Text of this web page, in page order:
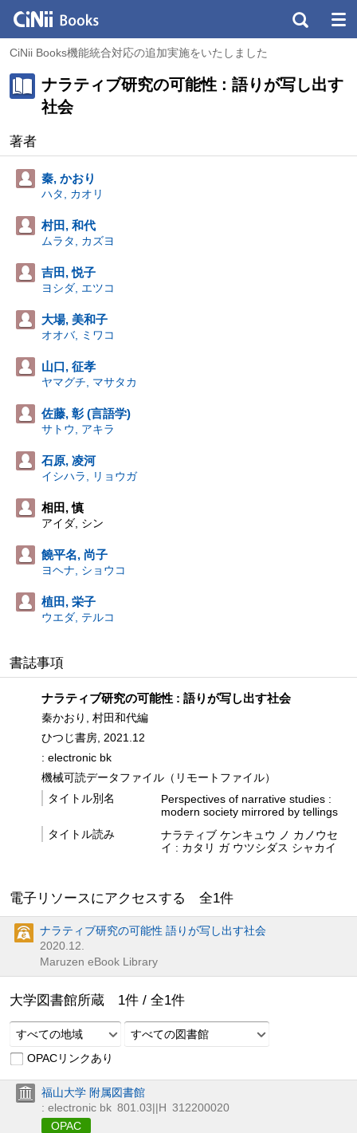
CiNii Books機能統合対応の追加実施をいたしました
ナラティブ研究の可能性 : 語りが写し出す
社会
著者
秦, かおり
ハタ, カオリ
村田, 和代
ムラタ, カズヨ
吉田, 悦子
ヨシダ, エツコ
大場, 美和子
オオバ, ミワコ
山口, 征孝
ヤマグチ, マサタカ
佐藤, 彰 (言語学)
サトウ, アキラ
石原, 凌河
イシハラ, リョウガ
相田, 慎
アイダ, シン
饒平名, 尚子
ヨヘナ, ショウコ
植田, 栄子
ウエダ, テルコ
書誌事項
ナラティブ研究の可能性 : 語りが写し出す社会
秦かおり, 村田和代編
ひつじ書房, 2021.12
: electronic bk
機械可読データファイル（リモートファイル）
タイトル別名
Perspectives of narrative studies :
modern society mirrored by tellings
タイトル読み
ナラティブ ケンキュウ ノ カノウセ
イ : カタリ ガ ウツシダス シャカイ
電子リソースにアクセスする 全1件
ナラティブ研究の可能性 語りが写し出す社会
2020.12.
Maruzen eBook Library
大学図書館所蔵 1件 / 全1件
すべての地域
すべての図書館
OPACリンクあり
福山大学 附属図書館
: electronic bk 801.03||H 312200020
OPAC